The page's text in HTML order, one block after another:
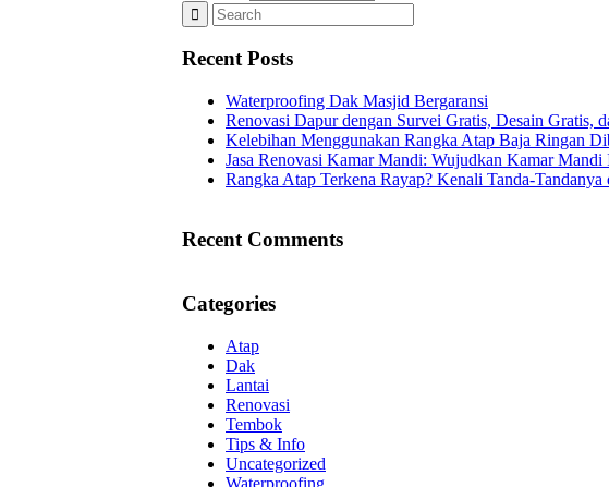
Recent Posts
Waterproofing Dak Masjid Bergaransi
Renovasi Dapur dengan Survei Gratis, Desain Gratis,
Kelebihan Menggunakan Rangka Atap Baja Ringan
Jasa Renovasi Kamar Mandi: Wujudkan Kamar
Rangka Atap Terkena Rayap? Kenali Tanda-
Recent Comments
Categories
Atap
Dak
Lantai
Renovasi
Tembok
Tips & Info
Uncategorized
Waterproofing